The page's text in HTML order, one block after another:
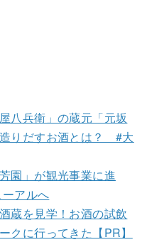
八兵衛」の蔵元「元坂
りだすお酒とは？ #大
園」が観光事業に進
アルへ
蔵を見学！お酒の試飲
クに行ってきた【PR】